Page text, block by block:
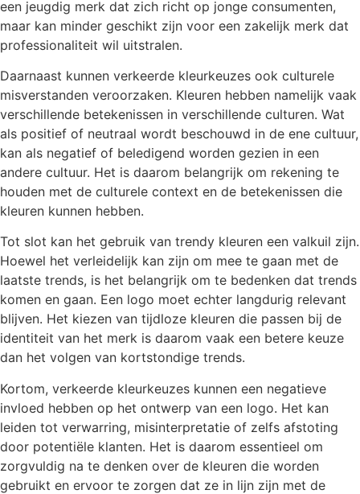
een jeugdig merk dat zich richt op jonge consumenten,
maar kan minder geschikt zijn voor een zakelijk merk dat
professionaliteit wil uitstralen.
Daarnaast kunnen verkeerde kleurkeuzes ook culturele
misverstanden veroorzaken. Kleuren hebben namelijk vaak
verschillende betekenissen in verschillende culturen. Wat
als positief of neutraal wordt beschouwd in de ene cultuur,
kan als negatief of beledigend worden gezien in een
andere cultuur. Het is daarom belangrijk om rekening te
houden met de culturele context en de betekenissen die
kleuren kunnen hebben.
Tot slot kan het gebruik van trendy kleuren een valkuil zijn.
Hoewel het verleidelijk kan zijn om mee te gaan met de
laatste trends, is het belangrijk om te bedenken dat trends
komen en gaan. Een logo moet echter langdurig relevant
blijven. Het kiezen van tijdloze kleuren die passen bij de
identiteit van het merk is daarom vaak een betere keuze
dan het volgen van kortstondige trends.
Kortom, verkeerde kleurkeuzes kunnen een negatieve
invloed hebben op het ontwerp van een logo. Het kan
leiden tot verwarring, misinterpretatie of zelfs afstoting
door potentiële klanten. Het is daarom essentieel om
zorgvuldig na te denken over de kleuren die worden
gebruikt en ervoor te zorgen dat ze in lijn zijn met de